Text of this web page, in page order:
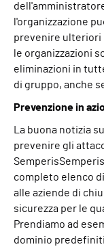
l'organizzazione
prevenire ulteriori
le organizzazioni
eliminazioni in
di gruppo, anche
Prevenzione in
La buona notizia
prevenire gli
SemperisSemperis
completo elenco
alle aziende di
sicurezza per le
Prendiamo ad
dominio